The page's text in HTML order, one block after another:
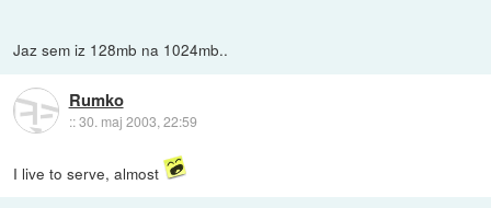
Jaz sem iz 128mb na 1024mb..
Rumko
::30. maj 2003, 22:59
I live to serve, almost